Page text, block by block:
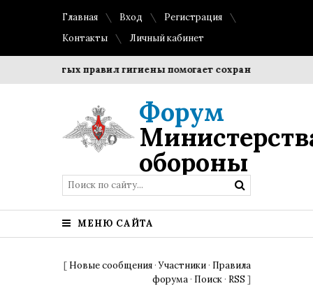
Главная Вход
Регистрация
Контакты
Личный кабинет
правил гигиены помогает сохранить
Форум
обороны
МЕНЮ САЙТА
[ Новые сообщения ·Участники · Правила
форума · Поиск · RSS ]